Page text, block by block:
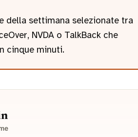
della settimana selezionate tra
NVDA o TalkBack che
cinque minuti.